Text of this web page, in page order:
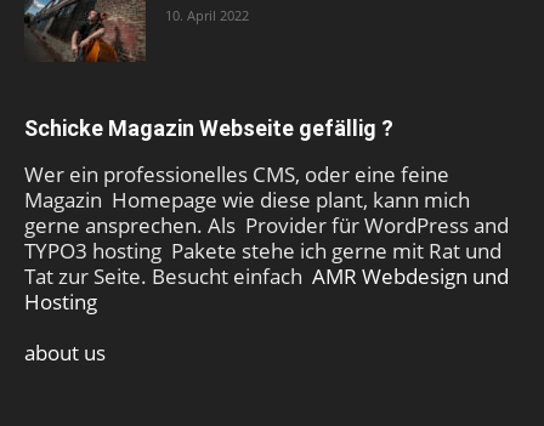
10. April 2022
Schicke Magazin Webseite gefällig ?
Wer ein professionelles CMS, oder eine feine
Magazin Homepage wie diese plant, kann mich
gerne ansprechen. Als Provider für WordPress and
TYPO3 hosting Pakete stehe ich gerne mit Rat und
Tat zur Seite. Besucht einfach AMR Webdesign und
Hosting
about us